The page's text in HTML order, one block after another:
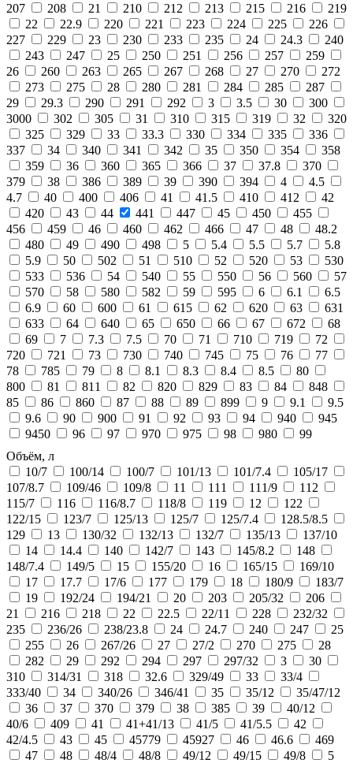
207
208 21 210 212 213 215 216
219
22
22.9 220 221 223 224 225
226
227
229 23 230 233 235 24 24.3
240
243
247 25 250 251 256 257
259
26
260 263 265 267 268 27 270
272
273
275 28 280 281 284 285
287
29
29.3 290 291 292 3 3.5 30
300
3000
302 305 31 310 315 319 32
320
325
329 33 33.3 330 334 335
336
337
34 340 341 342 35 350 354
358
359
36 360 365 366 37 37.8
370
379
38 386 389 39 390 394 4
4.5
4.7
40 400 406 41 41.5 410 412
42
420
43 44 441 447 45 450
455
456
459 46 460 462 466 47 48
48.2
480
49 490 498 5 5.4 5.5 5.7
5.8
5.9
50 502 51 510 52 520 53
530
533
536 54 540 55 550 56 560
57
570
58 580 582 59 595 6 6.1
6.5
6.9
60 600 61 615 62 620 63
631
633
64 640 65 650 66 67 672
68
69
7 7.3 7.5 70 71 710 719
72
720
721 73 730 740 745 75 76
77
78
785 79 8 8.1 8.3 8.4 8.5
80
800
81 811 82 820 829 83 84
848
85
86 860 87 88 89 899 9 9.1
9.5
9.6
90 900 91 92 93 94 940
945
9450
96 97 970 975 98 980
99
Объём, л
10/7
100/14 100/7 101/13 101/7.4
105/17
107/8.7
109/46 109/8 11 111 111/9
112
115/7
116 116/8.7 118/8 119 12
122
122/15
123/7 125/13 125/7 125/7.4
128.5/8.5
129
13 130/32 132/13 132/7 135/13
137/10
14
14.4 140 142/7 143 145/8.2
148
148/7.4
149/5 15 155/20 16 165/15
169/10
17
17.7 17/6 177 179 18 180/9
183/7
19
192/24 194/21 20 203 205/32
206
21
216 218 22 22.5 22/11 228
232/32
235
236/26 238/23.8 24 24.7 240 247
25
255
26 267/26 27 27/2 270 275
28
282
29 292 294 297 297/32 3
30
310
314/31 318 32.6 329/49 33
33/4
333/40
34 340/26 346/41 35 35/12
35/47/12
36
37 370 379 38 385 39
40/12
40/6
409 41 41+41/13 41/5 41/5.5
42
42/4.5
43 45 45779 45927 46 46.6
469
47
48 48/4 48/8 49/12 49/15 49/8
5